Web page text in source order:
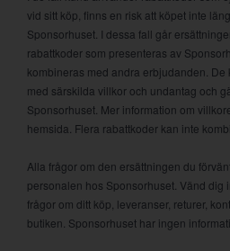
vid sitt köp, finns en risk att köpet inte
Sponsorhuset. I dessa fall går
rabattkoder som presenteras av
kombineras med andra erbjudanden. De
med särskilda villkor och undantag och
Sponsorhuset. Mer information om
hemsida. Flera rabattkoder kan inte
Alla frågor om den ersättningen du
personalen hos Sponsorhuset. Vänd dig
frågor om ditt köp, leveranser, returer,
butiken. Sponsorhuset har ingen